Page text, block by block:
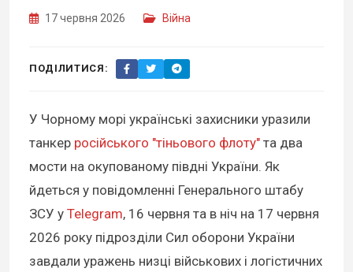
17 червня 2026 Війна
ПОДІЛИТИСЯ:
У Чорному морі українські захисники уразили
танкер російського "тіньового флоту" та два
мости на окупованому півдні України. Як
йдеться у повідомленні Генерального штабу
ЗСУ у Telegram, 16 червня та в ніч на 17 червня
2026 року підрозділи Сил оборони України
завдали уражень низці військових і логістичних